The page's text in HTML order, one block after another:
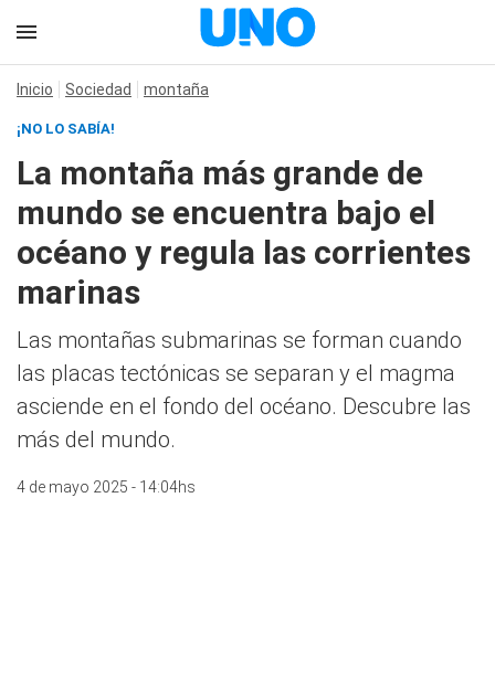
Inicio Sociedad montaña
¡NO LO SABÍA!
La montaña más grande de
mundo se encuentra bajo el
océano y regula las corrientes
marinas
Las montañas submarinas se forman cuando
las placas tectónicas se separan y el magma
asciende en el fondo del océano. Descubre las
más del mundo.
4 de mayo 2025 - 14:04hs